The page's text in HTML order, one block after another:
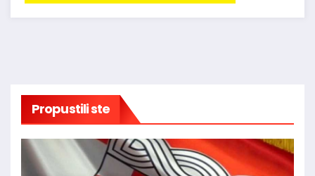
Propustili ste